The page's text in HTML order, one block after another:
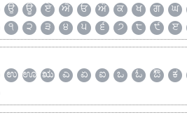
ਉ ਊ ਏ ਐ ਓ ਔ ਕ ਖ ਗ ਘ
੧ ੨ ੩ ੪ ੫ ੬ ੭ ੮ ੯ ੲ
ಉ ಊ ಋ ಎ ಏ ಐ ಒ ಓ ಔ ಕ